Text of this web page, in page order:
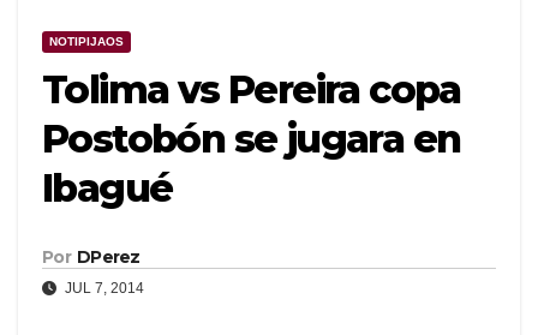
NOTIPIJAOS
Tolima vs Pereira copa
Postobón se jugara en
Ibagué
Por DPerez
JUL 7, 2014